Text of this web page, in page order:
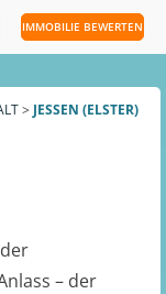
IMMOBILIE BEWERTEN
> JESSEN (ELSTER)
– der